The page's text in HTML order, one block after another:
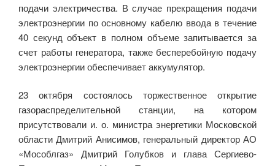
подачи электричества. В случае прекращения подачи
электроэнергии по основному кабелю ввода в течение
40 секунд объект в полном объеме запитывается за
счет работы генератора, также бесперебойную подачу
электроэнергии обеспечивает аккумулятор.
23 октября состоялось торжественное открытие
газораспределительной станции, на котором
присутствовали и. о. министра энергетики Московской
области Дмитрий Анисимов, генеральный директор АО
«Мособлгаз» Дмитрий Голубков и глава Сергиево-